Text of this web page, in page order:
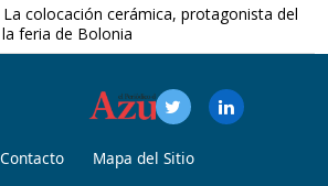
colocación cerámica, protagonista del
feria de Bolonia
Contacto Mapa del Sitio